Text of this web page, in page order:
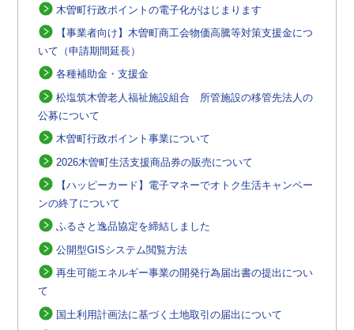
木曽町行政ポイントの電子化がはじまります
【事業者向け】木曽町商工会物価高騰等対策支援金につ
いて（申請期間延長）
各種補助金・支援金
松塩筑木曽老人福祉施設組合 所管施設の移管先法人の
公募について
木曽町行政ポイント事業について
2026木曽町生活支援商品券の販売について
【ハッピーカード】電子マネーでオトク生活キャンペー
ンの終了について
ふるさと逸品協定を締結しました
公開型GISシステム閲覧方法
再生可能エネルギー事業の開発行為届出書の提出につい
て
国土利用計画法に基づく土地取引の届出について